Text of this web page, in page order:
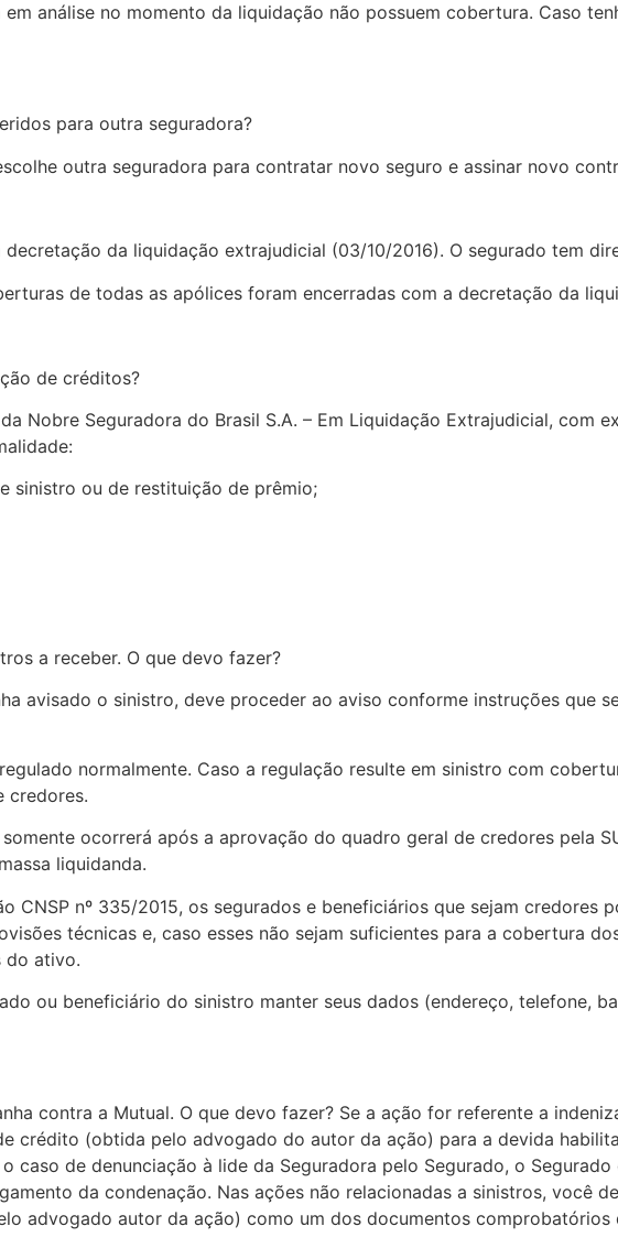
análise no momento da liquidação não possuem cobertura. Caso
para outra seguradora?
outra seguradora para contratar novo seguro e assinar novo
da liquidação extrajudicial (03/10/2016). O segurado tem
de todas as apólices foram encerradas com a decretação da
de créditos?
Nobre Seguradora do Brasil S.A. – Em Liquidação Extrajudicial, com
sinistro ou de restituição de prêmio;
a receber. O que devo fazer?
avisado o sinistro, deve proceder ao aviso conforme instruções que
normalmente. Caso a regulação resulte em sinistro com
credores.
ocorrerá após a aprovação do quadro geral de credores pela
liquidanda.
CNSP nº 335/2015, os segurados e beneficiários que sejam credores
técnicas e, caso esses não sejam suficientes para a cobertura
do ativo.
ou beneficiário do sinistro manter seus dados (endereço, telefone,
contra a Mutual. O que devo fazer? Se a ação for referente a
crédito (obtida pelo advogado do autor da ação) para a devida
caso de denunciação à lide da Seguradora pelo Segurado, o
da condenação. Nas ações não relacionadas a sinistros, você
advogado autor da ação) como um dos documentos comprobatórios